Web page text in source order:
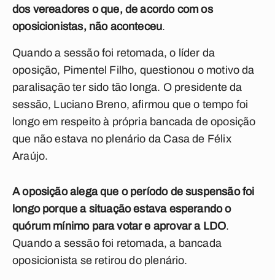
dos vereadores o que, de acordo com os
oposicionistas, não aconteceu.
Quando a sessão foi retomada, o líder da
oposição, Pimentel Filho, questionou o motivo da
paralisação ter sido tão longa. O presidente da
sessão, Luciano Breno, afirmou que o tempo foi
longo em respeito à própria bancada de oposição
que não estava no plenário da Casa de Félix
Araújo.
A oposição alega que o período de suspensão foi
longo porque a situação estava esperando o
quórum mínimo para votar e aprovar a LDO.
Quando a sessão foi retomada, a bancada
oposicionista se retirou do plenário.